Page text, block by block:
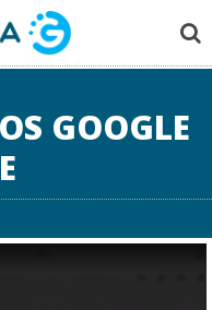
GOOGLE